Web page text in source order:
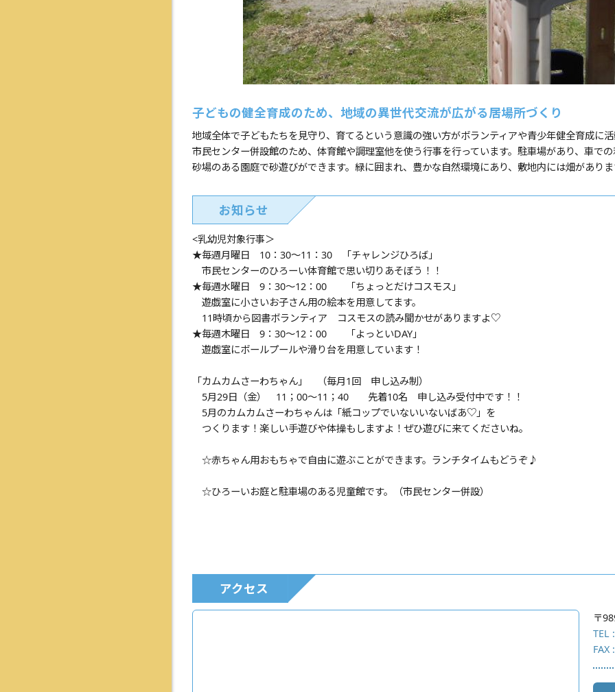
子どもの健全育成のため、地域の異世代交流が広がる居場所づくり
地域全体で子どもたちを見守り、育てるという意識の強い方がボランティアや青少年健全育成に
市民センター併設館のため、体育館や調理室他を使う行事を行っています。駐車場があり、車での
砂場のある園庭で砂遊びができます。緑に囲まれ、豊かな自然環境にあり、敷地内には畑がありま
お知らせ
<乳幼児対象行事＞
★毎週月曜日 10：30～11：30 「チャレンジひろば」
市民センターのひろーい体育館で思い切りあそぼう！！
★毎週水曜日 9：30～12：00 「ちょっとだけコスモス」
遊戯室に小さいお子さん用の絵本を用意してます。
11時頃から図書ボランティア コスモスの読み聞かせがありますよ♡
★毎週木曜日 9：30～12：00 「よっといDAY」
遊戯室にボールプールや滑り台を用意しています！
「カムカムさーわちゃん」 （毎月1回 申し込み制）
5月29日（金） 11；00～11；40 先着10名 申し込み受付中です！！
5月のカムカムさーわちゃんは「紙コップでいないいないばあ♡」を
つくります！楽しい手遊びや体操もしますよ！ぜひ遊びに来てくださいね。
☆赤ちゃん用おもちゃで自由に遊ぶことができます。ランチタイムもどうぞ♪
☆ひろーいお庭と駐車場のある児童館です。（市民センター併設）
アクセス
〒
TEL :
FAX :